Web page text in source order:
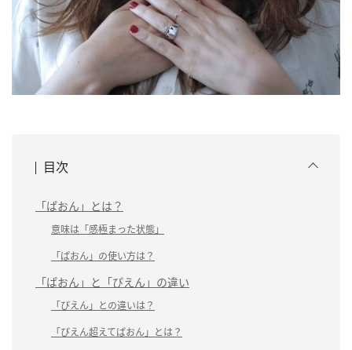
目次
「ぱおん」とは？
意味は「感極まった状態」
「ぱおん」の使い方は？
「ぱおん」と「ぴえん」の違い
「ぴえん」との違いは？
「ぴえん超えてぱおん」とは？